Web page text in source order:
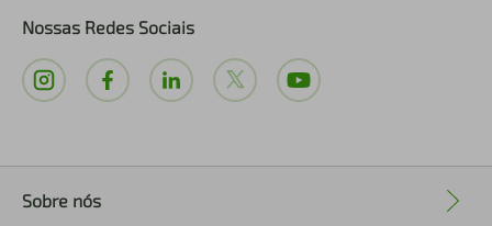
Nossas Redes Sociais
Sobre nós